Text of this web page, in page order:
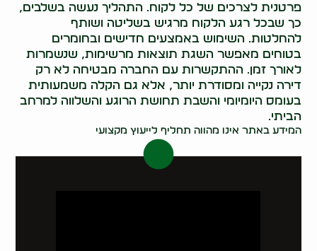
פרטנית לצרכים של כל לקוח. התהליך נעשה בשלבים,
כך שבכל רגע הלקוח מרגיש בשליטה ושותף
להחלטות. השימוש באמצעים חדישים ובחומרים
בטוחים מאפשר השגת תוצאות מרשימות, שנשמרות
לאורך זמן. ההתקשרות עם החברה מבטיחה לא רק
דירה נקייה ומסודרת יותר, אלא גם הקלה משמעותית
בעומס היומיומי והשבת תחושת הרוגע והשלווה למרחב
הביתי.
המידע באתר אינו מהווה תחליף לייעוץ מקצועי